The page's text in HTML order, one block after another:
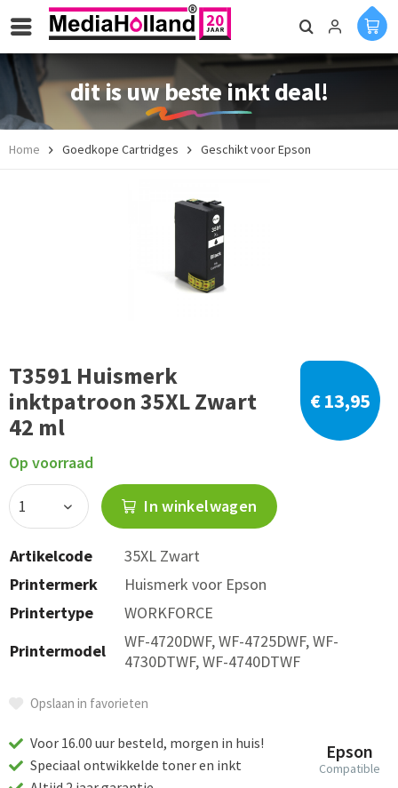
dit is uw beste inkt deal!
Home Goedkope Cartridges Geschikt voor Epson
T3591 Huismerk
inktpatroon 35XL Zwart
42 ml
€ 13,95
Op voorraad
In winkelwagen
Artikelcode
35XL Zwart
Printermerk
Huismerk voor Epson
Printertype
WORKFORCE
Printermodel
WF-4720DWF, WF-4725DWF, WF-
4730DTWF, WF-4740DTWF
Opslaan in favorieten
Epson
Compatible
Voor 16.00 uur besteld, morgen in huis!
Speciaal ontwikkelde toner en inkt